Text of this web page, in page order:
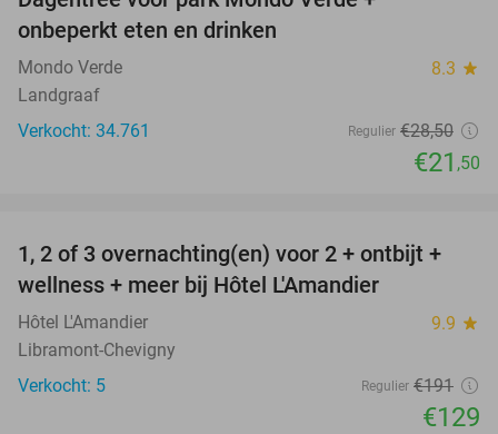
onbeperkt eten en drinken
Mondo Verde 8.3 star
Landgraaf
Verkocht: 34.761
Regulier €28,50
€21 ,50
32%
TODAY
1, 2 of 3 overnachting(en) voor 2 + ontbijt +
wellness + meer bij Hôtel L'Amandier
Hôtel L'Amandier 9.9 star
Libramont-Chevigny
Verkocht: 5
Regulier €191
€129